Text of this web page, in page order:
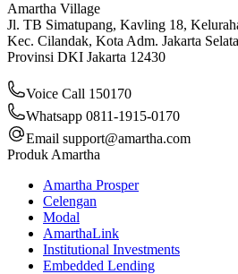
Amartha Village
Jl. TB Simatupang, Kavling 18,
Kec. Cilandak, Kota Adm. Jakarta
Provinsi DKI Jakarta 12430
Voice Call 150170
Whatsapp 0811-1915-0170
Email support@amartha.com
Produk Amartha
Amartha Prosper
Celengan
Modal
AmarthaLink
Institutional Investments
Embedded Lending